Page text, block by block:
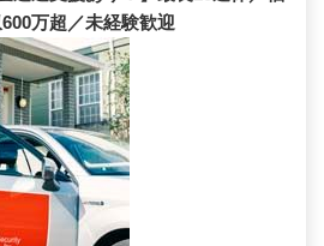
万超／未経験歓迎